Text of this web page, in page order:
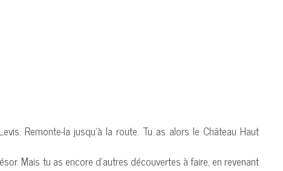
Remonte-la jusqu’à la route. Tu as alors le Château Haut
Mais tu as encore d’autres découvertes à faire, en revenant